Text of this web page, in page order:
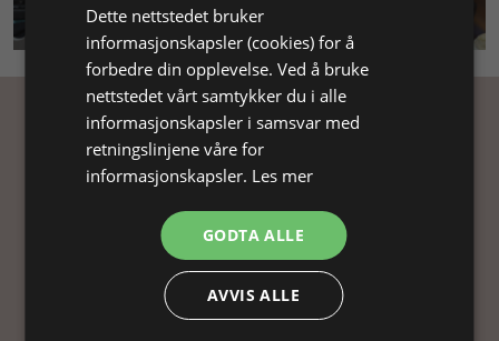
SMYKKEKURS
Få inspirasjon
inspirasjon, gode tilbud og tips til din
smykkefremstilling.
Ved å abonnere på vårt nyhetsbrev, godtar du vår
personvernpolitikk.
Dette nettstedet bruker
informasjonskapsler (cookies) for å
forbedre din opplevelse. Ved å bruke
nettstedet vårt samtykker du i alle
informasjonskapsler i samsvar med
retningslinjene våre for
informasjonskapsler. Les mer
GODTA ALLE
AVVIS ALLE